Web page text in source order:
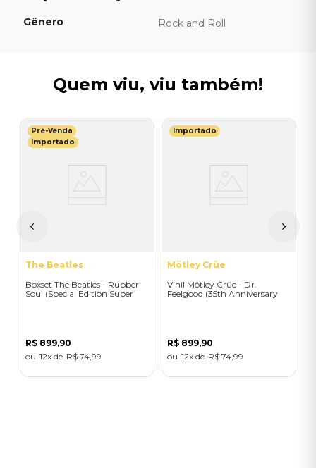
Gênero Rock and Roll
Quem viu, viu também!
Pré-Venda
Importado
The Beatles
Boxset The Beatles - Rubber
Soul (Special Edition Super
R$ 899,90
12
R$ 74 99
Importado
Mötley Crüe
Vinil Mötley Crüe - Dr.
Feelgood (35th Anniversary
R$ 899,90
12
R$ 74 99